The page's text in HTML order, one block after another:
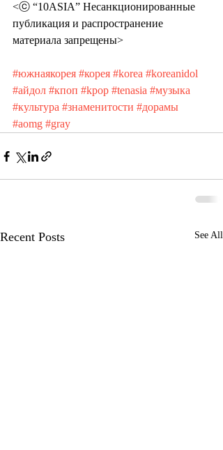
<ⓒ “10ASIA” Несанкционированные
публикация и распространение
материала запрещены>
#южнаякорея #корея #korea #koreanidol
#айдол #кпоп #kpop #tenasia #музыка
#культура #знаменитости #дорамы
#aomg #gray
Recent Posts See All